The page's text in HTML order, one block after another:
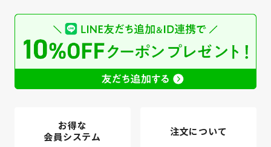
お得な
会員システム
注文について